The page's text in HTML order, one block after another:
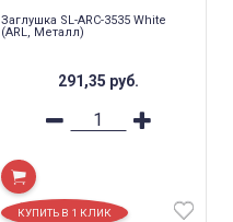
Заглушка SL-ARC-3535 White
(ARL, Металл)
291,35 руб.